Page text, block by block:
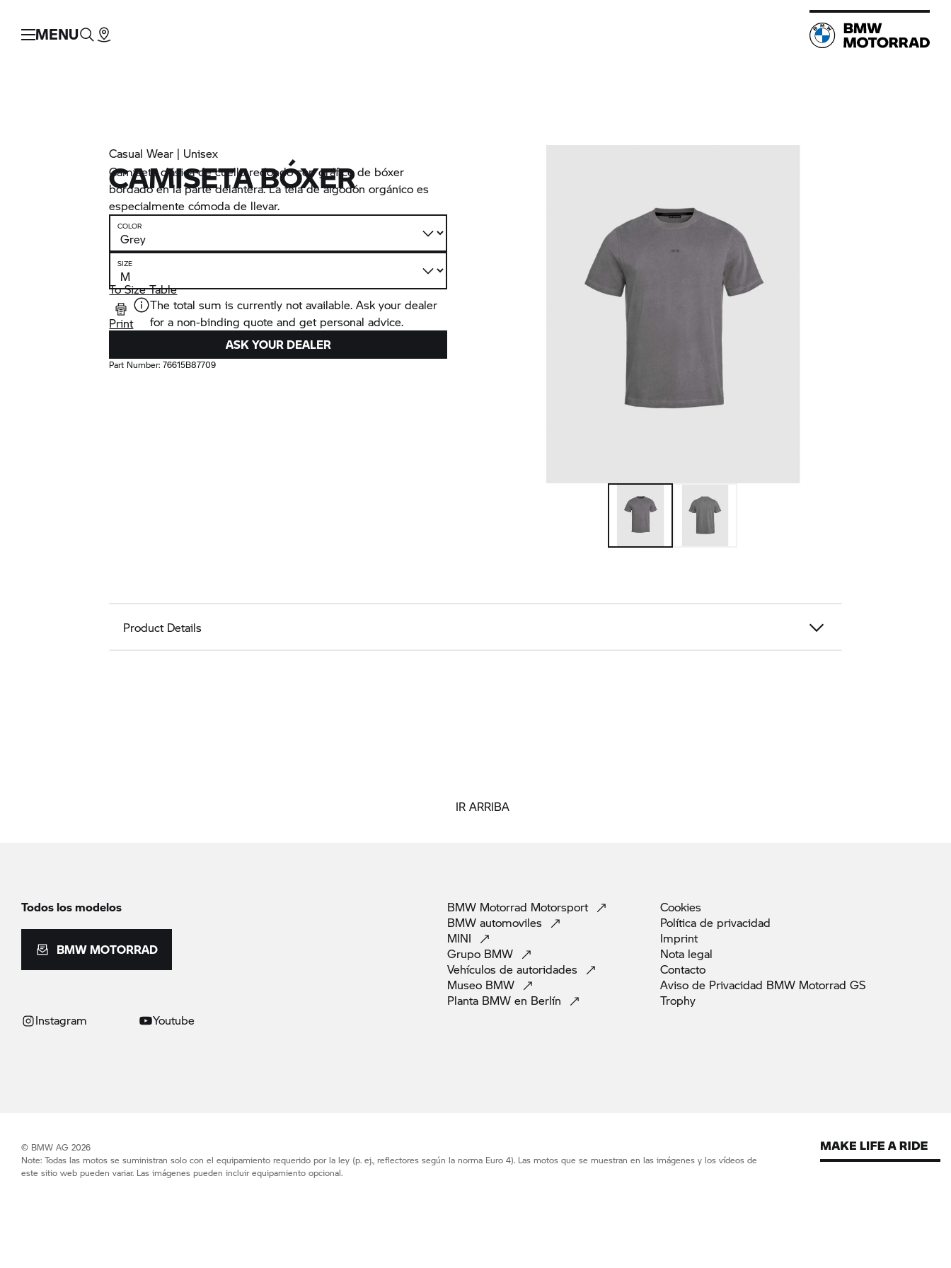
MENU
Casual Wear | Unisex
CAMISETA BÓXER
Camiseta clásica de cuello redondo con gráfico de bóxer
bordado en la parte delantera. La tela de algodón orgánico es
especialmente cómoda de llevar.
COLOR
SIZE
To Size Table
Print
The total sum is currently not available. Ask your dealer
for a non-binding quote and get personal advice.
ASK YOUR DEALER
Part Number:76615B87709
Product Details
IR ARRIBA
Todos los modelos
BMW MOTORRAD
Instagram Youtube
BMW Motorrad Motorsport
BMW automoviles
MINI
Grupo BMW
Vehículos de autoridades
Museo BMW
Planta BMW en Berlín
Cookies
Política de privacidad
Imprint
Nota legal
Contacto
Aviso de Privacidad BMW Motorrad GS
Trophy
© BMW AG 2026
Note: Todas las motos se suministran solo con el equipamiento requerido por la ley (p. ej., reflectores según la norma Euro 4). Las motos que se muestran en las imágenes y los vídeos de
este sitio web pueden variar. Las imágenes pueden incluir equipamiento opcional.